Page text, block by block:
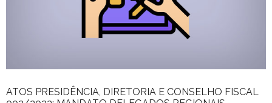
ATOS PRESIDÊNCIA, DIRETORIA E CONSELHO FISCAL